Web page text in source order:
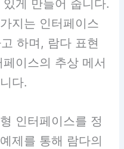
게 만들어 줍니다.
지는 인터페이스
하며, 람다 표현
이스의 추상 메서
다.
인터페이스를 정
제를 통해 람다의